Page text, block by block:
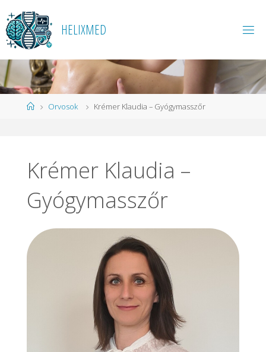
tartalomhoz
HELIXMED
Kezdőlap
Orvosok Krémer Klaudia – Gyógymasszőr
Krémer Klaudia –
Gyógymasszőr